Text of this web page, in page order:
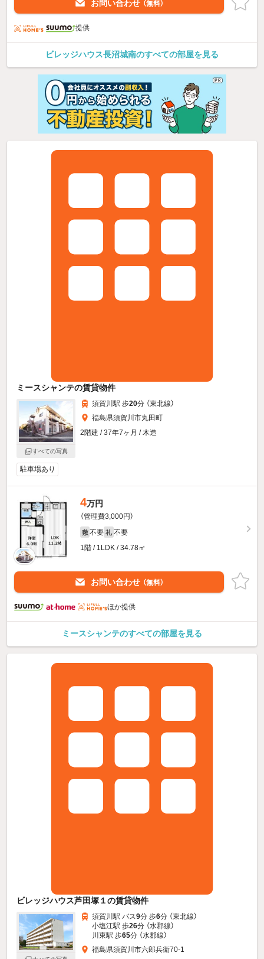
お問い合わせ （無料）
提供
ビレッジハウス長沼城南のすべての部屋を見る
ミースシャンテの賃貸物件
すべての写真
須賀川駅 歩20分 （東北線）
福島県須賀川市丸田町
2階建 / 37年7ヶ月 / 木造
駐車場あり
4万円
（管理費3,000円）
敷 不要 礼 不要
1階 / 1LDK / 34.78㎡
お問い合わせ （無料）
ほか提供
ミースシャンテのすべての部屋を見る
ビレッジハウス芦田塚１の賃貸物件
須賀川駅 バス9分 歩6分 （東北線）
小塩江駅 歩26分 （水郡線）
川東駅 歩65分 （水郡線）
福島県須賀川市六郎兵衛70-1